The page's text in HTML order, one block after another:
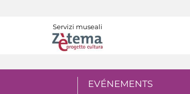
Servizi museali
EVÉNEMENTS